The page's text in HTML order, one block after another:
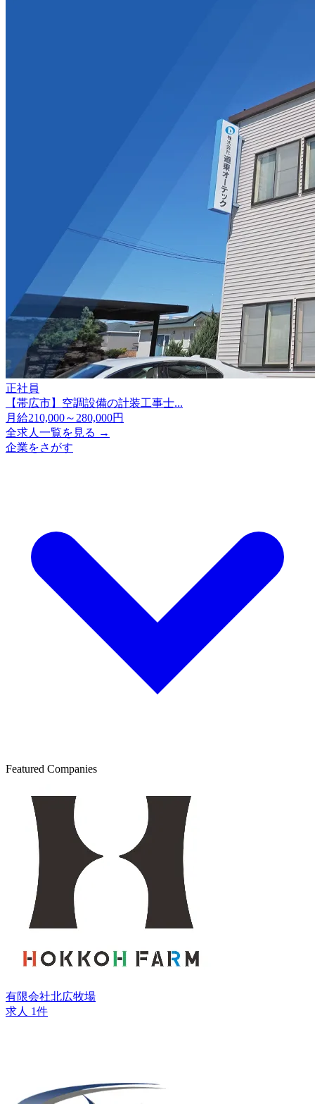
正社員
【帯広市】空調設備の計装工事士...
月給210,000～280,000円
全求人一覧を見る →
企業をさがす
Featured Companies
有限会社北広牧場
求人 1件